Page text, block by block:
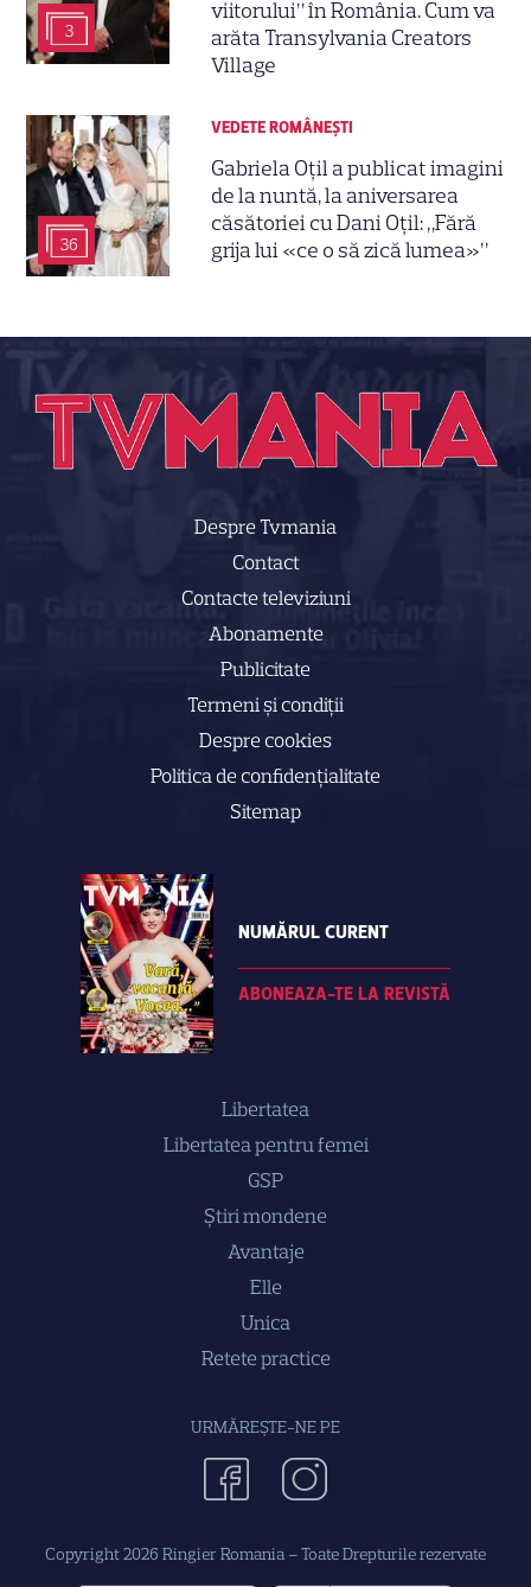
3
viitorului” în România. Cum va
arăta Transylvania Creators
Village
36
VEDETE ROMÂNEŞTI
Gabriela Oțil a publicat imagini
de la nuntă, la aniversarea
căsătoriei cu Dani Oțil: „Fără
grija lui «ce o să zică lumea»”
Despre Tvmania
Contact
Contacte televiziuni
Abonamente
Publicitate
Termeni și condiții
Despre cookies
Politica de confidenţialitate
Sitemap
NUMĂRUL CURENT
ABONEAZA-TE LA REVISTĂ
Libertatea
Libertatea pentru femei
GSP
Știri mondene
Avantaje
Elle
Unica
Retete practice
URMĂREȘTE-NE PE
Copyright2026 Ringier Romania – Toate Drepturile rezervate